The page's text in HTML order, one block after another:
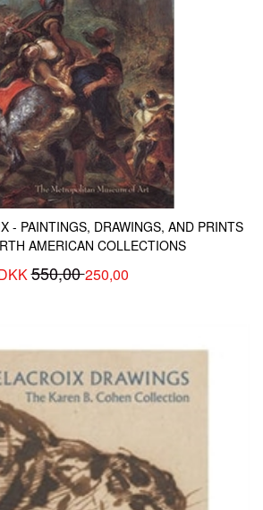
- PAINTINGS, DRAWINGS, AND PRINTS
AMERICAN COLLECTIONS
550,00250,00